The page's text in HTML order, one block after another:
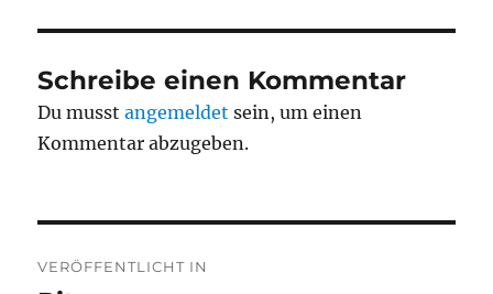
Schreibe einen Kommentar
Du musstangemeldet sein, um einen
Kommentar abzugeben.
VERÖFFENTLICHT IN